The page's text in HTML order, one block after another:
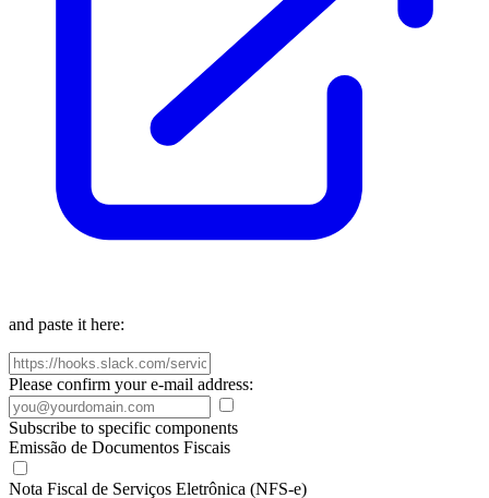
and paste it here:
Please confirm your e-mail address:
Subscribe to specific components
Emissão de Documentos Fiscais
Nota Fiscal de Serviços Eletrônica (NFS-e)